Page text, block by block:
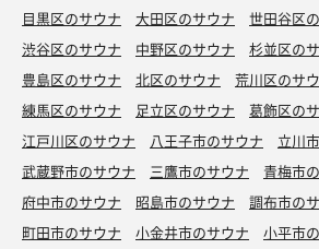
目黒区のサウナ
大田区のサウナ
世田谷区
渋谷区のサウナ
中野区のサウナ
杉並区の
豊島区のサウナ
北区のサウナ 荒川区のサ
練馬区のサウナ
足立区のサウナ
葛飾区の
江戸川区のサウナ
八王子市のサウナ
立川
武蔵野市のサウナ
三鷹市のサウナ
青梅市
府中市のサウナ
昭島市のサウナ
調布市の
町田市のサウナ
小金井市のサウナ
小平市